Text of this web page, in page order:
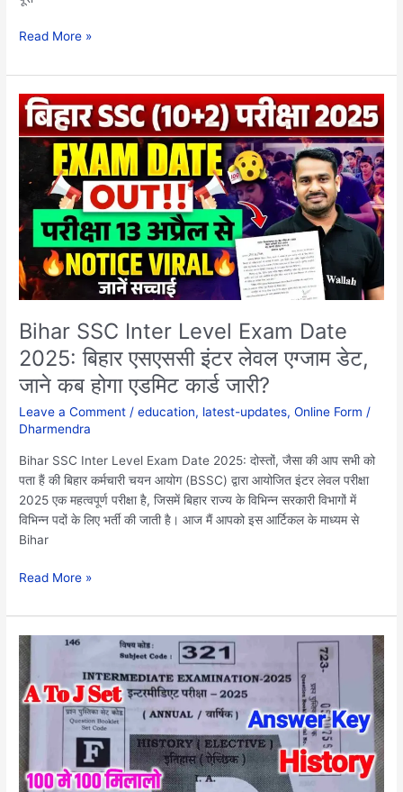
Read More »
Bihar SSC Inter Level Exam Date
2025: बिहार एसएससी इंटर लेवल एग्जाम डेट,
जाने कब होगा एडमिट कार्ड जारी?
Leave a Comment /education, latest-updates,Online Form /
Dharmendra
Bihar SSC Inter Level Exam Date 2025: दोस्तों, जैसा की आप सभी को
पता हैं की बिहार कर्मचारी चयन आयोग (BSSC) द्वारा आयोजित इंटर लेवल परीक्षा
2025 एक महत्वपूर्ण परीक्षा है, जिसमें बिहार राज्य के विभिन्न सरकारी विभागों में
विभिन्न पदों के लिए भर्ती की जाती है। आज मैं आपको इस आर्टिकल के माध्यम से
Bihar
Bihar
SSC
Inter
Level
Exam
Date
2025:
बिहार
एसएससी
इंटर
लेवल
एग्जाम
डेट,
जाने
कब
एडमिट
जारी?
Read More »
Bihar
Board
12th
History
Answer
Key
2025:
बिहार